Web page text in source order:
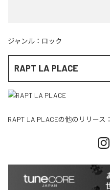
ジャンル： ロック
RAPT LA PLACE
RAPT LA PLACEの他のリリース：